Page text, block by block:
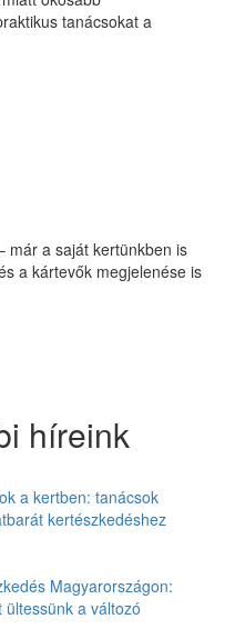
tanácsokat a
már a saját kertünkben is
a kártevők megjelenése is
híreink
a kertben: tanácsok
kertészkedéshez
Magyarországon:
a változó